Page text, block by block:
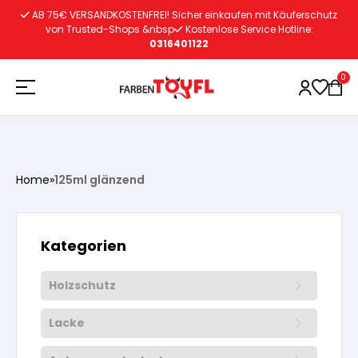
Vorbereitung
Wasserlösliche Grundierung
Lösemittelhältige Grundierung
Lacke
Wasserlösliche Grundierung
Vorbereitung
Innenfarben
AB 75€ VERSANDKOSTENFREI! Sicher einkaufen mit Käuferschutz
von Trusted-Shops &nbsp
Kostenlose Service Hotline:
0316401122
0
Home»125ml glänzend
Kategorien
Holzschutz
Vorbereitung
Wasserlösliche Grundierung
Lacke